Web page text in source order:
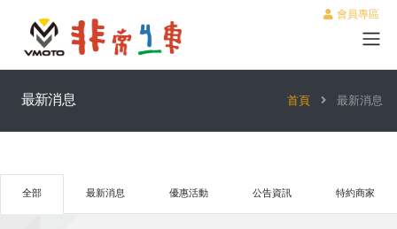
會員專區
最新消息 首頁 最新消息
全部 最新消息 優惠活動 公告資訊 特約商家